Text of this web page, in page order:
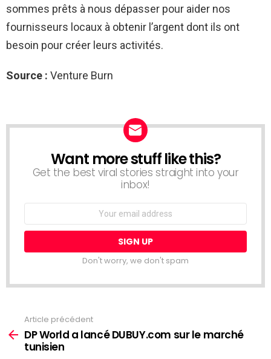
sommes prêts à nous dépasser pour aider nos
fournisseurs locaux à obtenir l’argent dont ils ont
besoin pour créer leurs activités.
Source : Venture Burn
NEWSLETTER
Want more stuff like this?
Get the best viral stories straight into your
inbox!
Email
Don't worry, we don't spam
plus
Article précédent
DP World a lancé DUBUY.com sur le marché
tunisien